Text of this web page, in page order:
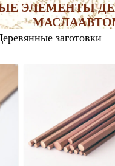
ЭЛЕМЕНТЫ
МАСЛА
заготовки